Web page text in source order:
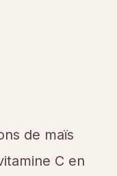
de maïs
C en